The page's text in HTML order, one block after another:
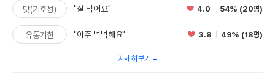
맛(기호성) "잘 먹어요" 4.0 54% (20명)
유통기한 "아주 넉넉해요" 3.8 49% (18명)
자세히보기